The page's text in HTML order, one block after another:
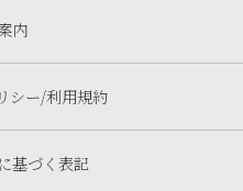
内
シー/利用規約
基づく表記